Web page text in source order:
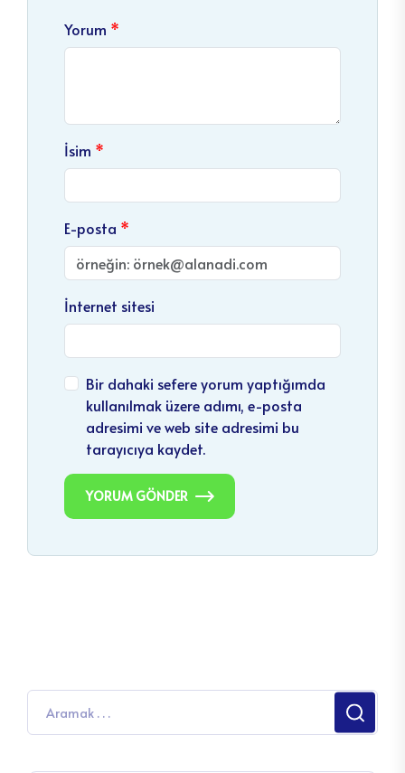
Yorum
İsim
E-posta
İnternet sitesi
Bir dahaki sefere yorum yaptığımda
kullanılmak üzere adımı, e-posta
adresimi ve web site adresimi bu
tarayıcıya kaydet.
YORUM GÖNDER